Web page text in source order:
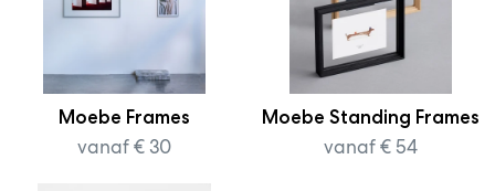
Moebe Frames
vanaf € 30
Moebe Standing Frames
vanaf € 54